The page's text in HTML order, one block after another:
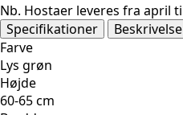
Nb. Hostaer leveres fra april
Specifikationer
Beskrivelse
Farve
Lys grøn
Højde
60-65 cm